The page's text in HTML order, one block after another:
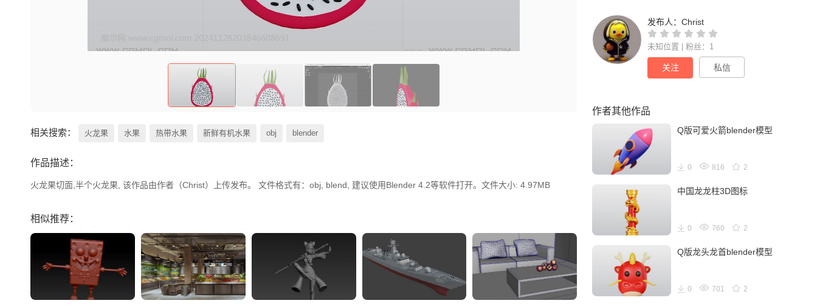
相关搜索： 火龙果 水果 热带水果 新鲜有机水果 obj blender
作品描述：
火龙果切面,半个火龙果, 该作品由作者（Christ）上传发布。 文件格式有：obj, blend, 建议使用Blender 4.2等软件打开。文件大小: 4.97MB
相似推荐：
发布人：Christ
未知位置 | 粉丝：1
关注 私信
作者其他作品
Q版可爱火箭blender模型
0 816 2
中国龙龙柱3D图标
0 760 2
Q版龙头龙首blender模型
0 701 2